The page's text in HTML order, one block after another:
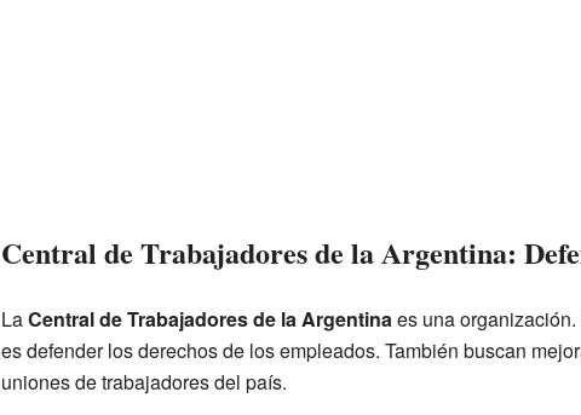
Central de Trabajadores de la Argentina:
LaCentral de Trabajadores de la Argentinaes una organización.
es defender los derechos de los empleados. También buscan
uniones de trabajadores del país.